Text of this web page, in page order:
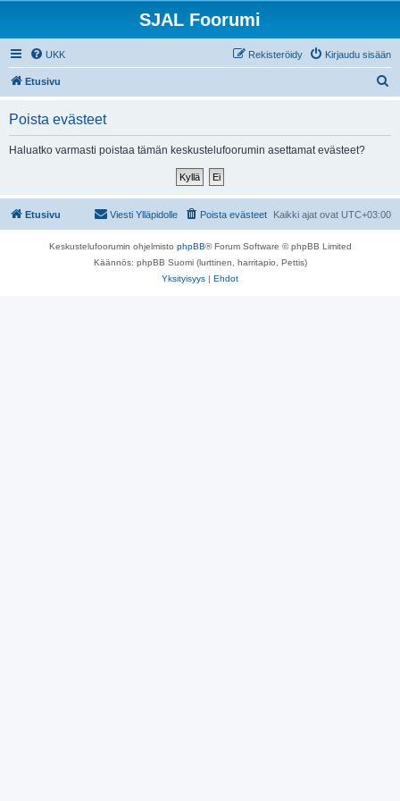
SJAL Foorumi
UKK Kirjaudu sisään
Rekisteröidy
Etusivu
Poista evästeet
Haluatko varmasti poistaa tämän keskustelufoorumin asettamat evästeet?
Etusivu Kaikki ajat ovat UTC+03:00
Poista evästeet
Viesti Ylläpidolle
Keskustelufoorumin ohjelmisto phpBB® Forum Software © phpBB Limited
Käännös: phpBB Suomi (lurttinen, harritapio, Pettis)
Yksityisyys | Ehdot